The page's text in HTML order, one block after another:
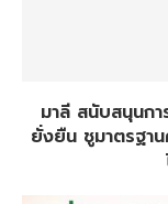
มาลี สนับสนุนก
ยั่งยืน ชูมาตรฐา